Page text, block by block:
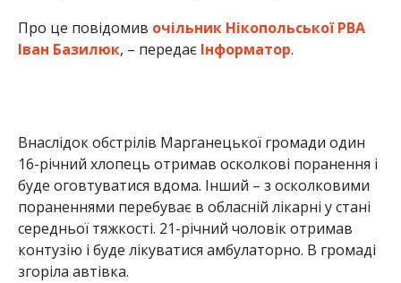
Про це повідомив очільник Нікопольської РВА
Іван Базилюк, – передає Інформатор.
Внаслідок обстрілів Марганецької громади один
16-річний хлопець отримав осколкові поранення і
буде оговтуватися вдома. Інший – з осколковими
пораненнями перебуває в обласній лікарні у стані
середньої тяжкості. 21-річний чоловік отримав
контузію і буде лікуватися амбулаторно. В громаді
згоріла автівка.